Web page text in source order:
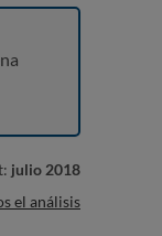
julio 2018
el análisis